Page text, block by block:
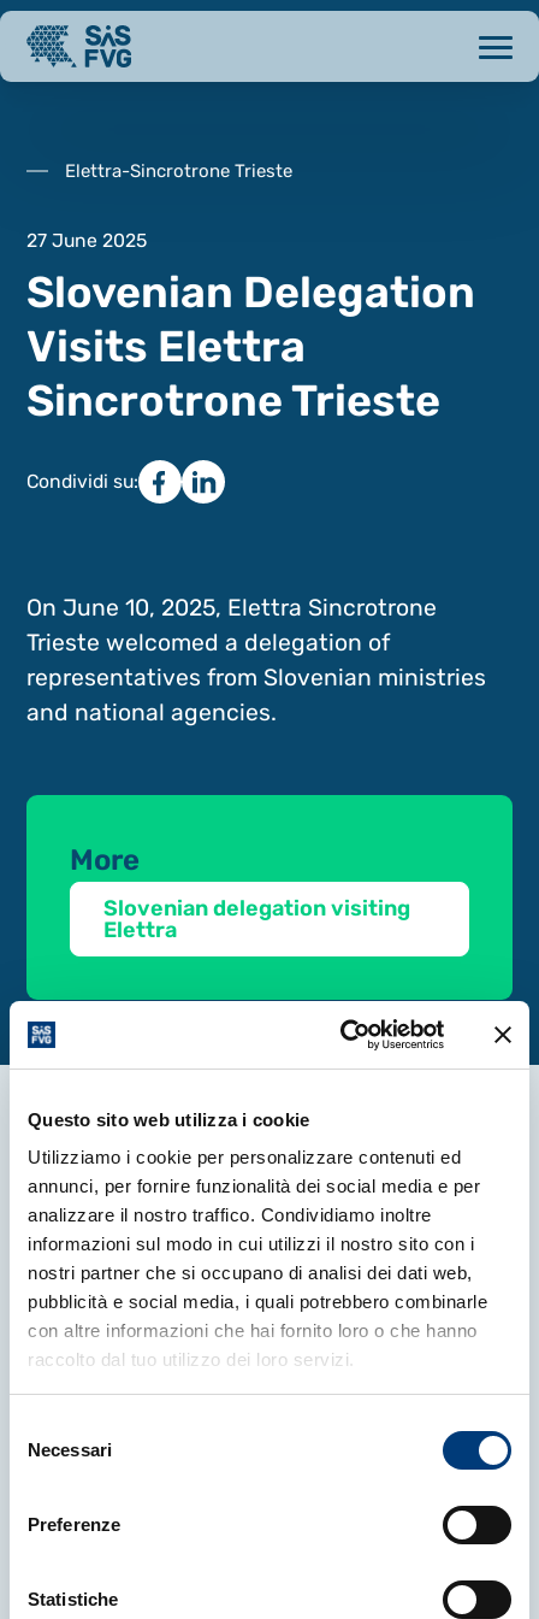
Questo sito web utilizza i cookie
Utilizziamo i cookie per personalizzare contenuti ed
annunci, per fornire funzionalità dei social media e per
analizzare il nostro traffico. Condividiamo inoltre
informazioni sul modo in cui utilizzi il nostro sito con i
nostri partner che si occupano di analisi dei dati web,
pubblicità e social media, i quali potrebbero combinarle
con altre informazioni che hai fornito loro o che hanno
raccolto dal tuo utilizzo dei loro servizi.
delNecessari
Preferenze
Statistiche
Elettra-Sincrotrone Trieste
27 June 2025
Slovenian Delegation
Visits Elettra
Sincrotrone Trieste
Condividi su:
On June 10, 2025, Elettra Sincrotrone
Trieste welcomed a delegation of
representatives from Slovenian ministries
and national agencies.
More
Slovenian delegation visiting
Elettra
More news